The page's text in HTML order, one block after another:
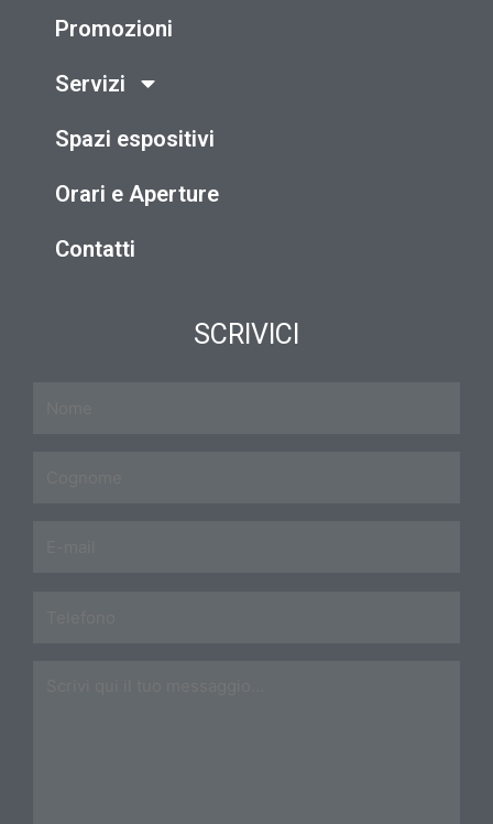
Promozioni
Servizi
Spazi espositivi
Orari e Aperture
Contatti
SCRIVICI